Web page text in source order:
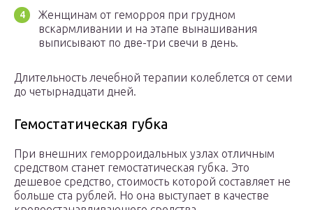
Женщинам от геморроя при грудном
вскармливании и на этапе вынашивания
выписывают по две-три свечи в день.
Длительность лечебной терапии колеблется от семи
до четырнадцати дней.
Гемостатическая губка
При внешних геморроидальных узлах отличным
средством станет гемостатическая губка. Это
дешевое средство, стоимость которой составляет не
больше ста рублей. Но она выступает в качестве